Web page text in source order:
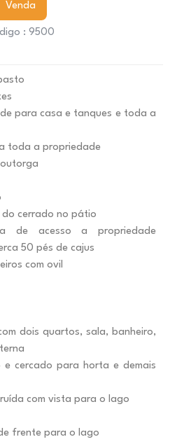
Venda
: 9500
para casa e tanques e toda a
toda a propriedade
outorga
do cerrado no pátio
de acesso a propriedade
50 pés de cajus
com ovil
dois quartos, sala, banheiro,
e cercado para horta e demais
com vista para o lago
frente para o lago